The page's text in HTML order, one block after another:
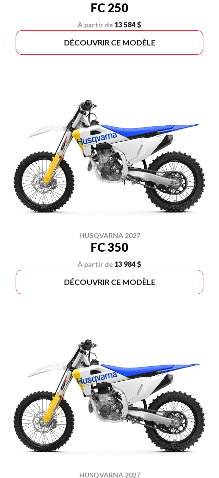
FC 250
À partir de 13 584 $
DÉCOUVRIR CE MODÈLE
HUSQVARNA 2027
FC 350
À partir de 13 984 $
DÉCOUVRIR CE MODÈLE
HUSQVARNA 2027